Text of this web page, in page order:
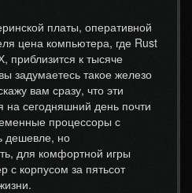
платы, оперативной
цена компьютера, где Rust
к тысяче
задумаетесь такое железо
вам сразу, что эти
на сегодняшний день почти
процессоры с
дешевле, но
для комфортной игры
с корпусом за пятьсот